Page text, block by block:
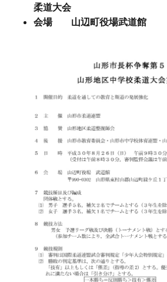
柔道大会
会場 山辺町役場武道館